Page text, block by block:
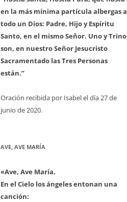
en la más mínima partícula albergas a
todo un Dios: Padre, Hijo y Espíritu
Santo, en el mismo Señor. Uno y Trino
son, en nuestro Señor Jesucristo
Sacramentado las Tres Personas
están.”
Oración recibida por Isabel el día 27 de
junio de 2020.
AVE, AVE MARÍA
«Ave, Ave María.
En el Cielo los ángeles entonan una
canción: